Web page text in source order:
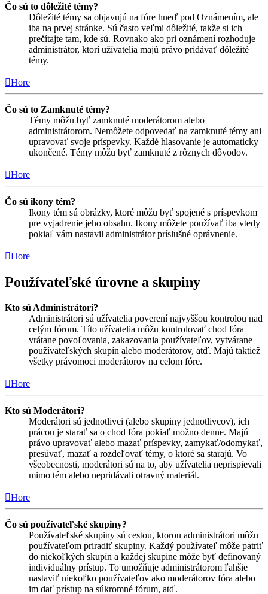
Čo sú to dôležité témy?
Dôležité témy sa objavujú na fóre hneď pod Oznámením, ale
iba na prvej stránke. Sú často veľmi dôležité, takže si ich
prečítajte tam, kde sú. Rovnako ako pri oznámení rozhoduje
administrátor, ktorí užívatelia majú právo pridávať dôležité
témy.
Hore
Čo sú to Zamknuté témy?
Témy môžu byť zamknuté moderátorom alebo
administrátorom. Nemôžete odpovedať na zamknuté témy ani
upravovať svoje príspevky. Každé hlasovanie je automaticky
ukončené. Témy môžu byť zamknuté z rôznych dôvodov.
Hore
Čo sú ikony tém?
Ikony tém sú obrázky, ktoré môžu byť spojené s príspevkom
pre vyjadrenie jeho obsahu. Ikony môžete používať iba vtedy
pokiaľ vám nastavil administrátor príslušné oprávnenie.
Hore
Používateľské úrovne a skupiny
Kto sú Administrátori?
Administrátori sú užívatelia poverení najvyššou kontrolou nad
celým fórom. Títo užívatelia môžu kontrolovať chod fóra
vrátane povoľovania, zakazovania používateľov, vytvárane
používateľských skupín alebo moderátorov, atď. Majú taktiež
všetky právomoci moderátorov na celom fóre.
Hore
Kto sú Moderátori?
Moderátori sú jednotlivci (alebo skupiny jednotlivcov), ich
prácou je starať sa o chod fóra pokiaľ možno denne. Majú
právo upravovať alebo mazať príspevky, zamykať/odomykať,
presúvať, mazať a rozdeľovať témy, o ktoré sa starajú. Vo
všeobecnosti, moderátori sú na to, aby užívatelia neprispievali
mimo tém alebo nepridávali otravný materiál.
Hore
Čo sú používateľské skupiny?
Používateľské skupiny sú cestou, ktorou administrátori môžu
používateľom priradiť skupiny. Každý používateľ môže patriť
do niekoľkých skupín a každej skupine môže byť definovaný
individuálny prístup. To umožňuje administrátorom ľahšie
nastaviť niekoľko používateľov ako moderátorov fóra alebo
im dať prístup na súkromné fórum, atď.